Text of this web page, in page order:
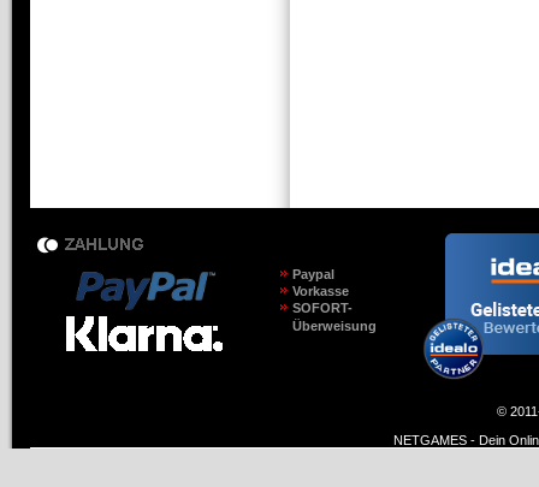
Paypal
Vorkasse
SOFORT-
Überweisung
©
NETGAMES - Dein